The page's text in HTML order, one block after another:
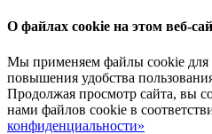
О файлах cookie на этом веб-
Мы применяем файлы cookie для
повышения удобства
Продолжая просмотр сайта, вы
нами файлов cookie в
конфиденциальности»